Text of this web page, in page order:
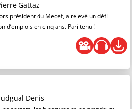
Gattaz
président du Medef, a relevé un défi
d’emplois en cinq ans. Pari tenu !
Denis